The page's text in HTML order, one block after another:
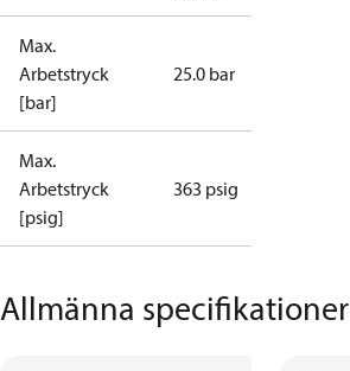
Max.
Arbetstryck
[bar]
25.0 bar
Max.
Arbetstryck
[psig]
363 psig
Allmänna specifikationer